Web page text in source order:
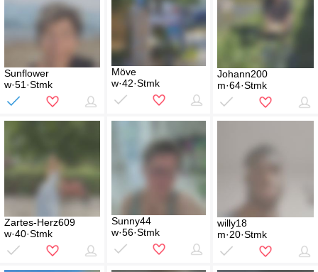
Sunflower
w·51·Stmk
Möve
w·42·Stmk
Johann200
m·64·Stmk
Zartes-Herz609
w·40·Stmk
Sunny44
w·56·Stmk
willy18
m·20·Stmk